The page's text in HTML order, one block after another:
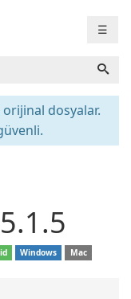
☰
orijinal dosyalar.
Windows Mac